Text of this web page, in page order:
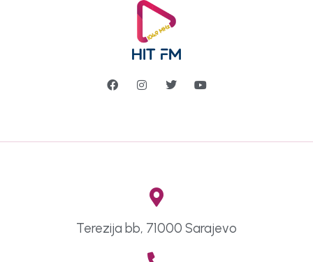
Terezija bb, 71000 Sarajevo